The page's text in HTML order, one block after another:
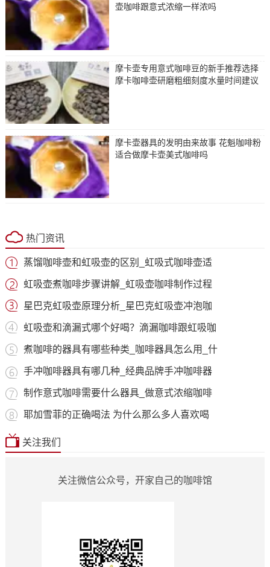
壶咖啡跟意式浓缩一样浓吗
摩卡壶专用意式咖啡豆的新手推荐选择
摩卡咖啡壶研磨粗细刻度水量时间建议
摩卡壶器具的发明由来故事 花魁咖啡粉
适合做摩卡壶美式咖啡吗
热门资讯
蒸馏咖啡壶和虹吸壶的区别_虹吸式咖啡壶适
虹吸壶煮咖啡步骤讲解_虹吸壶咖啡制作过程
星巴克虹吸壶原理分析_星巴克虹吸壶冲泡咖
虹吸壶和滴漏式哪个好喝？滴漏咖啡跟虹吸咖
煮咖啡的器具有哪些种类_咖啡器具怎么用_什
手冲咖啡器具有哪几种_经典品牌手冲咖啡器
制作意式咖啡需要什么器具_做意式浓缩咖啡
耶加雪菲的正确喝法 为什么那么多人喜欢喝
关注我们
关注微信公众号，开家自己的咖啡馆